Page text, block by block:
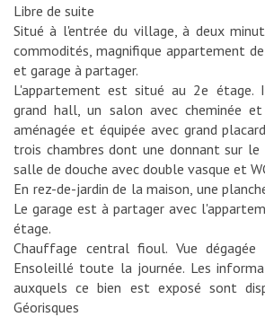
Libre de suite
Situé à l'entrée du village, à deux
commodités, magnifique appartement
et garage à partager.
L'appartement est situé au 2e étage.
grand hall, un salon avec cheminée
aménagée et équipée avec grand
trois chambres dont une donnant sur le
salle de douche avec double vasque et
En rez-de-jardin de la maison, une
Le garage est à partager avec
étage.
Chauffage central fioul. Vue dégagée
Ensoleillé toute la journée. Les
auxquels ce bien est exposé sont
Géorisques